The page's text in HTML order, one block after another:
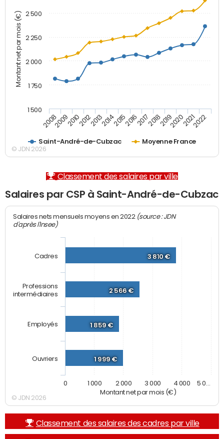
Montant net par mois (€)
Saint-André-de-Cubzac Moyenne France
20082009201020122013201420152016201720182019202020212022
1 500
1 750
2 000
2 250
2 500
© JDN 2026
Classement des salaires par ville
Salaires par CSP à Saint-André-de-Cubzac
Montant net par mois (€)
Salaires nets mensuels moyens en 2022 (source : JDN
d'après l'Insee)
3 810 €
2 566 €
1 859 €
1 999 €
Cadres
Professions
intermédiaires
Employés
Ouvriers
0 1 000 2 000 3 000 4 000 5 0…
© JDN 2026
Classement des salaires des cadres par ville